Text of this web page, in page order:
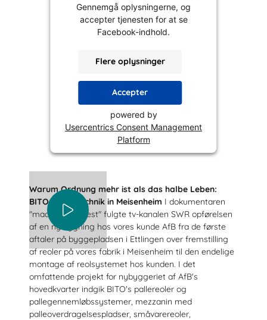
Gennemgå oplysningerne, og
accepter tjenesten for at se
Facebook-indhold.
Flere oplysninger
Accepter
powered by
Usercentrics Consent Management
Platform
Warum Ordnung mehr ist als das halbe Leben:
BITO-Lagertechnik in Meisenheim I dokumentaren
"made in Südwest" fulgte tv-kanalen SWR opførelsen
af en ny bygning hos vores kunde AfB fra de første
aftaler på byggepladsen i Ettlingen over fremstilling
af reoler på vores fabrik i Meisenheim til den endelige
montage af reolsystemet hos kunden. I det
omfattende projekt for nybyggeriet af AfB's
hovedkvarter indgik BITO's pallereoler og
pallegennemløbssystemer, mezzanin med
palleoverdragelsespladser, småvarereoler,